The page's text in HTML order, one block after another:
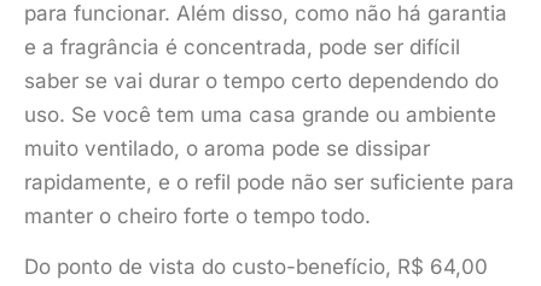
para funcionar. Além disso, como não há garantia
e a fragrância é concentrada, pode ser difícil
saber se vai durar o tempo certo dependendo do
uso. Se você tem uma casa grande ou ambiente
muito ventilado, o aroma pode se dissipar
rapidamente, e o refil pode não ser suficiente para
manter o cheiro forte o tempo todo.
Do ponto de vista do custo-benefício, R$ 64,00